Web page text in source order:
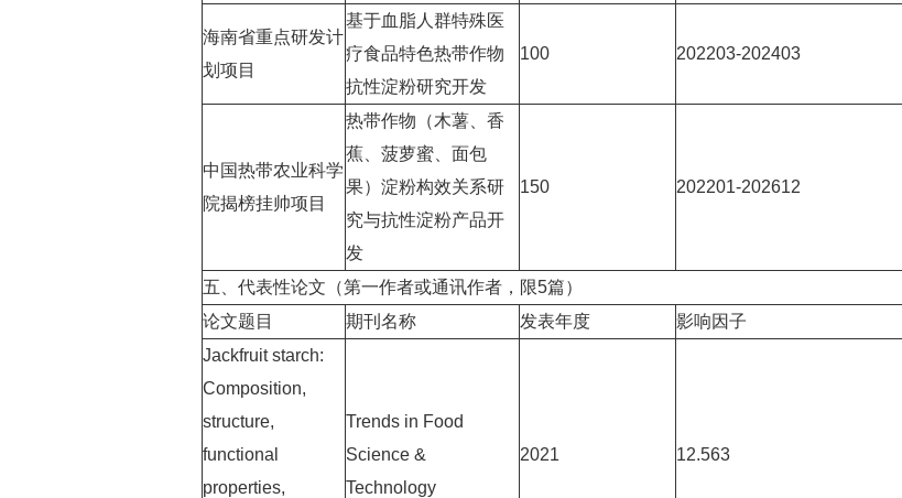
海南省重点研发计
划项目
基于血脂人群特殊医
疗食品特色热带作物
抗性淀粉研究开发
100 202203-202403
中国热带农业科学
院揭榜挂帅项目
热带作物（木薯、香
蕉、菠萝蜜、面包
果）淀粉构效关系研
究与抗性淀粉产品开
发
150 202201-202612
五、代表性论文（第一作者或通讯作者，限5篇）
论文题目
期刊名称 发表年度
影响因子
Jackfruit starch:
Composition,
structure,
functional
properties,
Trends in Food
Science &
Technology
2021 12.563